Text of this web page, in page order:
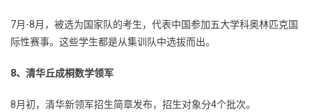
7月-8月，被选为国家队的考生，代表中国参加五大学科奥林匹克国
际性赛事。这些学生都是从集训队中选拔而出。
8、清华丘成桐数学领军
8月初，清华新领军招生简章发布，招生对象分4个批次。